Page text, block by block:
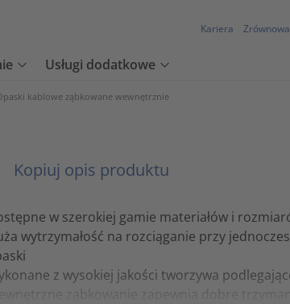
Kariera
Usługi dodatkowe
kablowe ząbkowane wewnętrznie
Kopiuj opis produktu
w szerokiej gamie materiałów i
wytrzymałość na rozciąganie przy
z wysokiej jakości tworzywa
ząbkowanie zapewnia dobre